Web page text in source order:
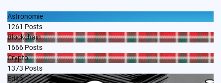
Astronomie
1261 Posts
Blockchain
1666 Posts
Crypto
1373 Posts
Edito